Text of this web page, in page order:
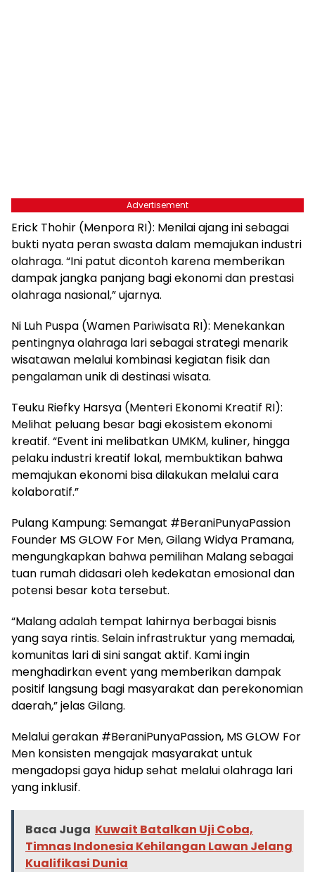
Advertisement
Erick Thohir (Menpora RI): Menilai ajang ini sebagai
bukti nyata peran swasta dalam memajukan industri
olahraga. “Ini patut dicontoh karena memberikan
dampak jangka panjang bagi ekonomi dan prestasi
olahraga nasional,” ujarnya.
Ni Luh Puspa (Wamen Pariwisata RI): Menekankan
pentingnya olahraga lari sebagai strategi menarik
wisatawan melalui kombinasi kegiatan fisik dan
pengalaman unik di destinasi wisata.
Teuku Riefky Harsya (Menteri Ekonomi Kreatif RI):
Melihat peluang besar bagi ekosistem ekonomi
kreatif. “Event ini melibatkan UMKM, kuliner, hingga
pelaku industri kreatif lokal, membuktikan bahwa
memajukan ekonomi bisa dilakukan melalui cara
kolaboratif.”
Pulang Kampung: Semangat #BeraniPunyaPassion
Founder MS GLOW For Men, Gilang Widya Pramana,
mengungkapkan bahwa pemilihan Malang sebagai
tuan rumah didasari oleh kedekatan emosional dan
potensi besar kota tersebut.
“Malang adalah tempat lahirnya berbagai bisnis
yang saya rintis. Selain infrastruktur yang memadai,
komunitas lari di sini sangat aktif. Kami ingin
menghadirkan event yang memberikan dampak
positif langsung bagi masyarakat dan perekonomian
daerah,” jelas Gilang.
Melalui gerakan #BeraniPunyaPassion, MS GLOW For
Men konsisten mengajak masyarakat untuk
mengadopsi gaya hidup sehat melalui olahraga lari
yang inklusif.
Baca Juga Kuwait Batalkan Uji Coba,
Timnas Indonesia Kehilangan Lawan Jelang
Kualifikasi Dunia